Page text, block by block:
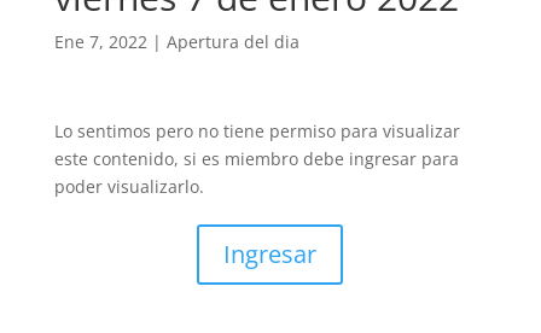
Ene 7, 2022| Apertura del dia
Lo sentimos pero no tiene permiso para visualizar
este contenido, si es miembro debe ingresar para
poder visualizarlo.
Ingresar